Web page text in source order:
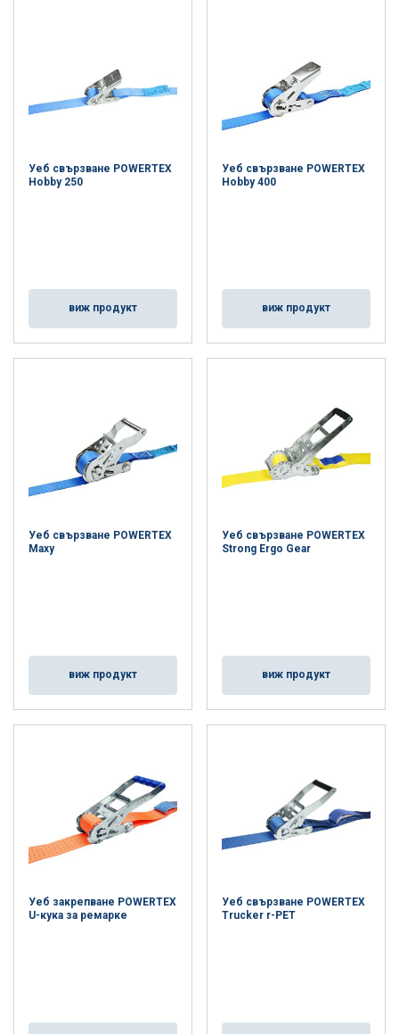
Уеб свързване POWERTEX
Hobby 250
виж продукт
Уеб свързване POWERTEX
Hobby 400
виж продукт
Уеб свързване POWERTEX
Maxy
виж продукт
Уеб свързване POWERTEX
Strong Ergo Gear
виж продукт
Уеб закрепване POWERTEX
U-кука за ремарке
Уеб свързване POWERTEX
Trucker r-PET